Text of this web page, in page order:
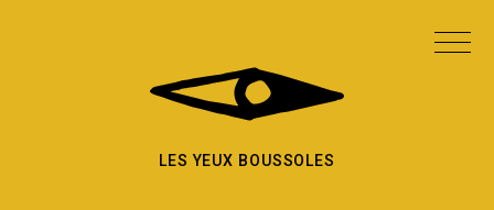
LES YEUX BOUSSOLES